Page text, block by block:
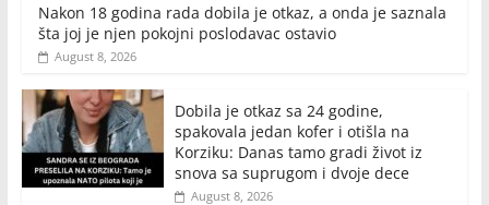
Nakon 18 godina rada dobila je otkaz, a onda je saznala
šta joj je njen pokojni poslodavac ostavio
August 8, 2026
Dobila je otkaz sa 24 godine,
spakovala jedan kofer i otišla na
Korziku: Danas tamo gradi život iz
snova sa suprugom i dvoje dece
August 8, 2026